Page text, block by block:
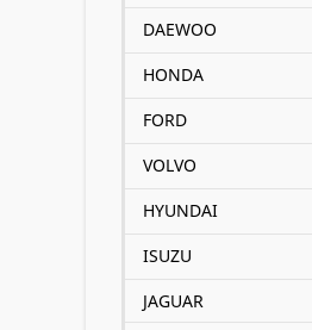
DAEWOO
HONDA
FORD
VOLVO
HYUNDAI
ISUZU
JAGUAR